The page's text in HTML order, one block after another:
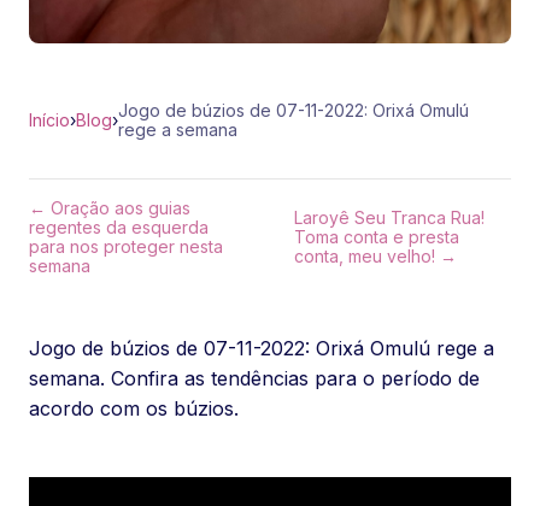
Início›Blog›Jogo de búzios de 07-11-2022: Orixá Omulú
rege a semana
← Oração aos guias
regentes da esquerda
para nos proteger nesta
semana
Laroyê Seu Tranca Rua!
Toma conta e presta
conta, meu velho! →
Jogo de búzios de 07-11-2022: Orixá Omulú rege a
semana. Confira as tendências para o período de
acordo com os búzios.